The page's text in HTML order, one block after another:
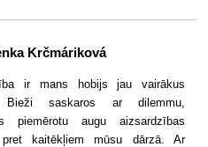
Krčmáriková
ir mans hobijs jau vairākus
Bieži saskaros ar dilemmu,
piemērotu augu aizsardzības
kaitēkļiem mūsu dārzā. Ar